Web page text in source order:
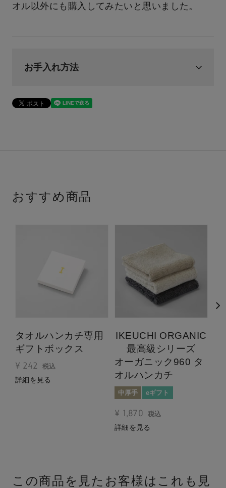
オル以外にも購入してみたいと思いました。
お手入れ方法
おすすめ商品
タオルハンカチ専用
ギフトボックス
¥ 242 税込
詳細を見る
IKEUCHI ORGANIC
最高級シリーズ
オーガニック960 タ
オルハンカチ
中厚手 eギフト
¥ 1,870 税込
詳細を見る
この商品を見たお客様はこれも見